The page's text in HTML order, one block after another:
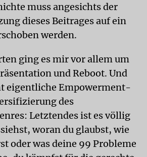
muss angesichts der
dieses Beitrages auf ein
werden.
ging es mir vor allem um
und Reboot. Und
eigentliche Empowerment-
des
Letztendes ist es völlig
woran du glaubst, wie
oder was deine 99 Probleme